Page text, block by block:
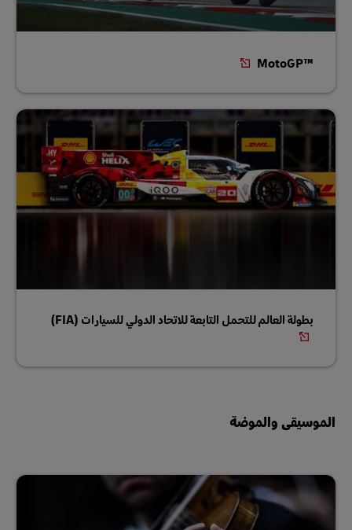
MotoGP™‎
بطولة العالم للتحمل التابعة للاتحاد الدولي للسيارات (FIA)
الموسيقى والموضة